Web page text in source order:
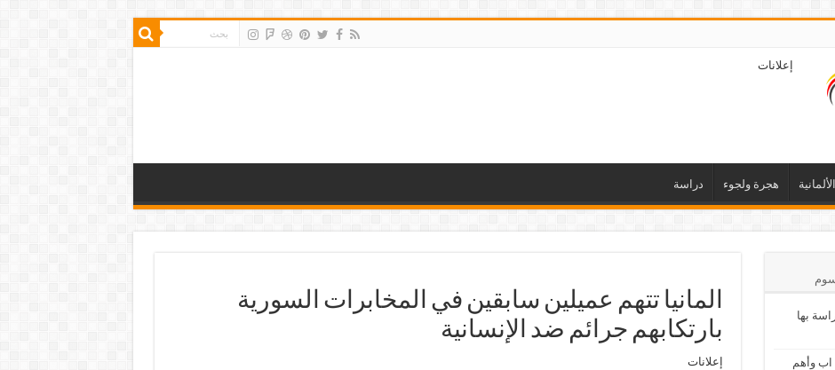
إعلانات
هجرة ولجوء دراسة
المانيا تتهم عميلين سابقين في المخابرات السورية
بارتكابهم جرائم ضد الإنسانية
إعلانات
بها
اب وأهم